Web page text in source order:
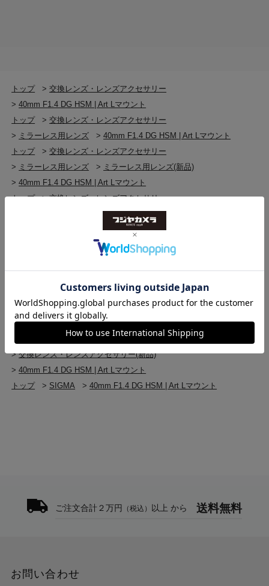
先端技術のひとつである8K撮影にも対応し、様々な撮影
現場で使用されています。SIGMAはハイエンド・シネレ
ンズとして、14mmから135mmまで合計10本を35mmフ
ルフレーム対応のプライムレンズをFF High Speed Prime
Lineとしてラインアップ。さらにフルフレーム対応のズ
ームレンズをFF Zoom Lineとして1本、Super35対応のズ
ームレンズをHigh Speed Zoom Lineとして2本ラインア
ップしています。
周辺光量・色収差・歪曲収差補正に対応し レン
ズの潜在能力をさらに引き出す
キヤノン用については、カメラ※に搭載されるカメラ内
収差補正機能「レンズ光学補正」（「周辺光量補正」、
光学特性に合わせた補正が、さらなる画質向上を可能に
します。
【フレア、ゴーストに配慮した設計】
レンズ設計の初期段階からフレア、ゴーストに対する対
策を徹底し、逆光のような強い入射光に対しても影響を
受けにくい設計を行っています。スーパーマルチレイヤ
ーコートの採用により、フレア、ゴーストの発生を軽減
ケース
フロントキャップ（LCF-82mm III）
リアキャップ（LCR II）
※詳しくはメーカーページをご確認ください
トップ >交換レンズ・レンズアクセサリー
>40mm F1.4 DG HSM | Art Lマウント
トップ
>交換レンズ・レンズアクセサリー
> ミラーレス用レンズ >40mm F1.4 DG HSM | Art Lマウント
トップ
>交換レンズ・レンズアクセサリー
> ミラーレス用レンズ > ミラーレス用レンズ(新品)
>40mm F1.4 DG HSM | Art Lマウント
トップ
>交換レンズ・レンズアクセサリー
SIGMA 交換レンズ・レンズアクセサリー
40mm F1.4 DG HSM | Art Lマウント
交換レンズ・レンズアクセサリー
40mm F1.4 DG HSM | Art Lマウント
トップ
>交換レンズ・レンズアクセサリー >Lマウント
>40mm F1.4 DG HSM | Art Lマウント
交換レンズ・レンズアクセサリー
>交換レンズ・レンズアクセサリー(新品)
>40mm F1.4 DG HSM | Art Lマウント
トップ
> SIGMA >40mm F1.4 DG HSM | Art Lマウント
ご注文合計２万円 （税込） 以上 から 送料無料
お問い合わせ